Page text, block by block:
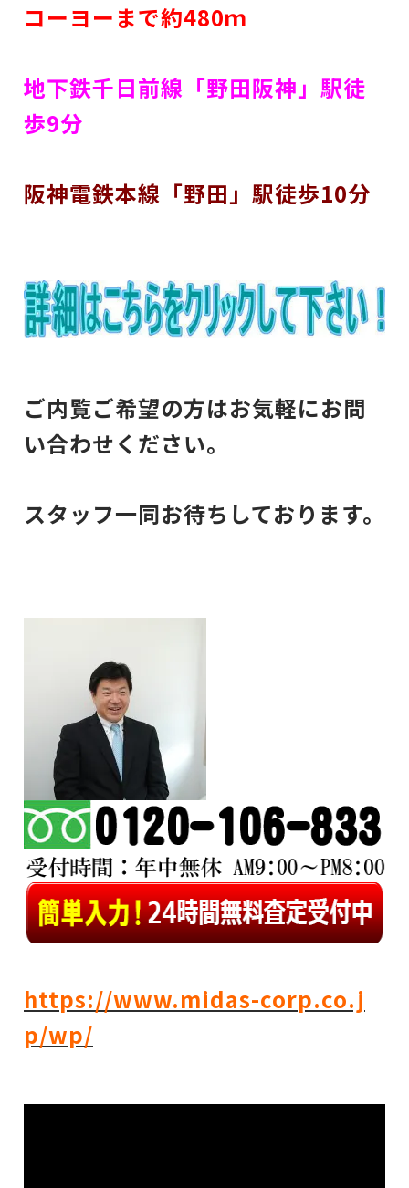
コーヨーまで約480ｍ
地下鉄千日前線「野田阪神」駅徒
歩9分
阪神電鉄本線「野田」駅徒歩10分
ご内覧ご希望の方はお気軽にお問
い合わせください。
スタッフ一同お待ちしております。
https://www.midas-corp.co.j
p/wp/